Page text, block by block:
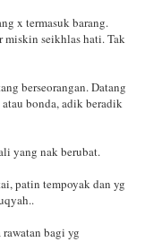
x termasuk barang.
seikhlas hati. Tak
berseorangan. Datang
atau bonda, adik beradik
yang nak berubat.
patin tempoyak dan yg
bagi yg